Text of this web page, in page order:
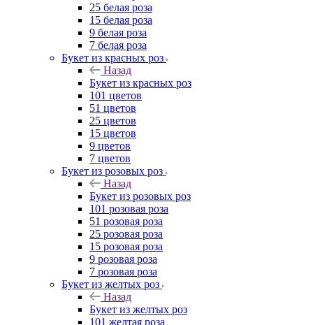
25 белая роза
15 белая роза
9 белая роза
7 белая роза
Букет из красных роз
Назад
Букет из красных роз
101 цветов
51 цветов
25 цветов
15 цветов
9 цветов
7 цветов
Букет из розовых роз
Назад
Букет из розовых роз
101 розовая роза
51 розовая роза
25 розовая роза
15 розовая роза
9 розовая роза
7 розовая роза
Букет из желтых роз
Назад
Букет из желтых роз
101 желтая роза